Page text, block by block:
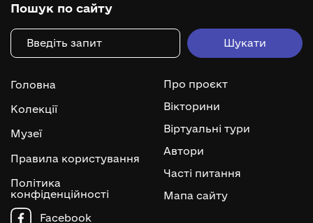
Пошук по сайту
Головна
Колекції
Музеї
Правила користування
Політика
конфіденційності
Про проєкт
Вікторини
Віртуальні тури
Автори
Часті питання
Мапа сайту
Facebook